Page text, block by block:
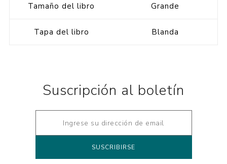
Tamaño del libro Grande
Tapa del libro Blanda
Suscripción al boletín